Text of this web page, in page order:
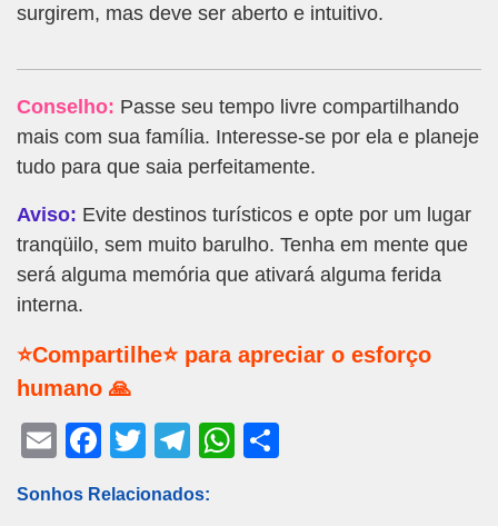
surgirem, mas deve ser aberto e intuitivo.
Conselho: Passe seu tempo livre compartilhando
mais com sua família. Interesse-se por ela e planeje
tudo para que saia perfeitamente.
Aviso: Evite destinos turísticos e opte por um lugar
tranqüilo, sem muito barulho. Tenha em mente que
será alguma memória que ativará alguma ferida
interna.
⭐Compartilhe⭐ para apreciar o esforço
humano 🙏
E
ail
F
a
c
T
tt
T
e
W
Sonhos Relacionados: